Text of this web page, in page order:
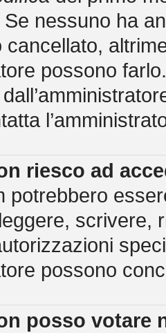
nessuno ha
cancellato,
possono
riesco ad
potrebbero
scrivere,
possono
posso votare